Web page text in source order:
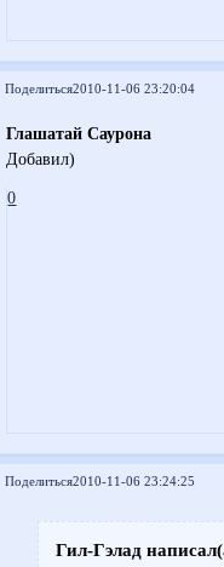
Поделиться2010-11-06 23:20:04
Глашатай Саурона
Добавил)
0
Поделиться2010-11-06 23:24:25
Гил-Гэлад